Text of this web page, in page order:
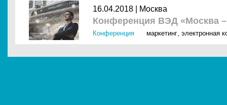
16.04.2018 | Москва
Конференция ВЭД «Москва –
Конференция маркетинг, электронная